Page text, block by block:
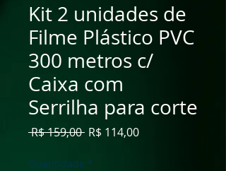
Kit 2 unidades de
Filme Plástico PVC
300 metros c/
Caixa com
Serrilha para corte
R$ 159,00 Preço
R$ 114,00Preço
Quantidade *